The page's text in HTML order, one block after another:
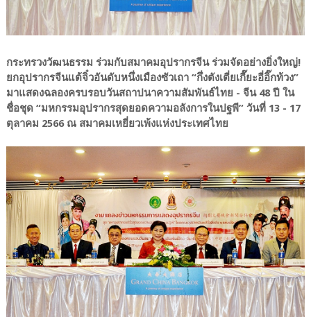
กระทรวงวัฒนธรรม ร่วมกับสมาคมอุปรากรจีน ร่วมจัดอย่างยิ่งใหญ่!
ยกอุปรากรจีนแต้จิ๋วอันดับหนึ่งเมืองซัวเถา “กึ่งตังเตี่ยเกี๊ยะอี่อิ๊กท้วง”
มาแสดงฉลองครบรอบวันสถาปนาความสัมพันธ์ไทย - จีน 48 ปี ใน
ชื่อชุด “มหกรรมอุปรากรสุดยอดความอลังการในปฐพี” วันที่ 13 - 17
ตุลาคม 2566 ณ สมาคมเหยี่ยวเพ้งแห่งประเทศไทย